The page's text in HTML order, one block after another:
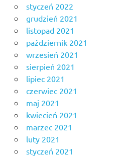
styczeń 2022
grudzień 2021
listopad 2021
październik 2021
wrzesień 2021
sierpień 2021
lipiec 2021
czerwiec 2021
maj 2021
kwiecień 2021
marzec 2021
luty 2021
styczeń 2021